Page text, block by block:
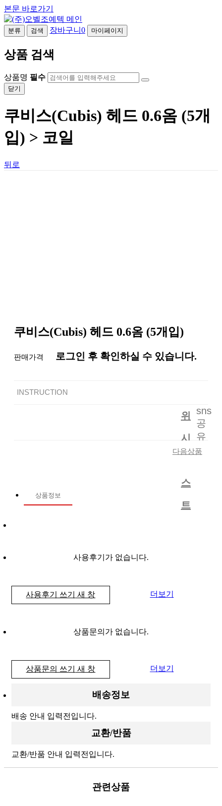
본문 바로가기
분류 검색 장바구니 0 마이페이지
상품 검색
상품명 필수
닫기
쿠비스(Cubis) 헤드 0.6옴 (5개
입) > 코일
뒤로
쿠비스(Cubis) 헤드 0.6옴 (5개입)
판매가격 로그인 후 확인하실 수 있습니다.
INSTRUCTION
위
시
스
트
sns
공
유
다음상품
상품정보
사용후기가 없습니다.
사용후기 쓰기 새 창 더보기
상품문의가 없습니다.
상품문의 쓰기 새 창 더보기
배송정보
배송 안내 입력전입니다.
교환/반품
교환/반품 안내 입력전입니다.
관련상품